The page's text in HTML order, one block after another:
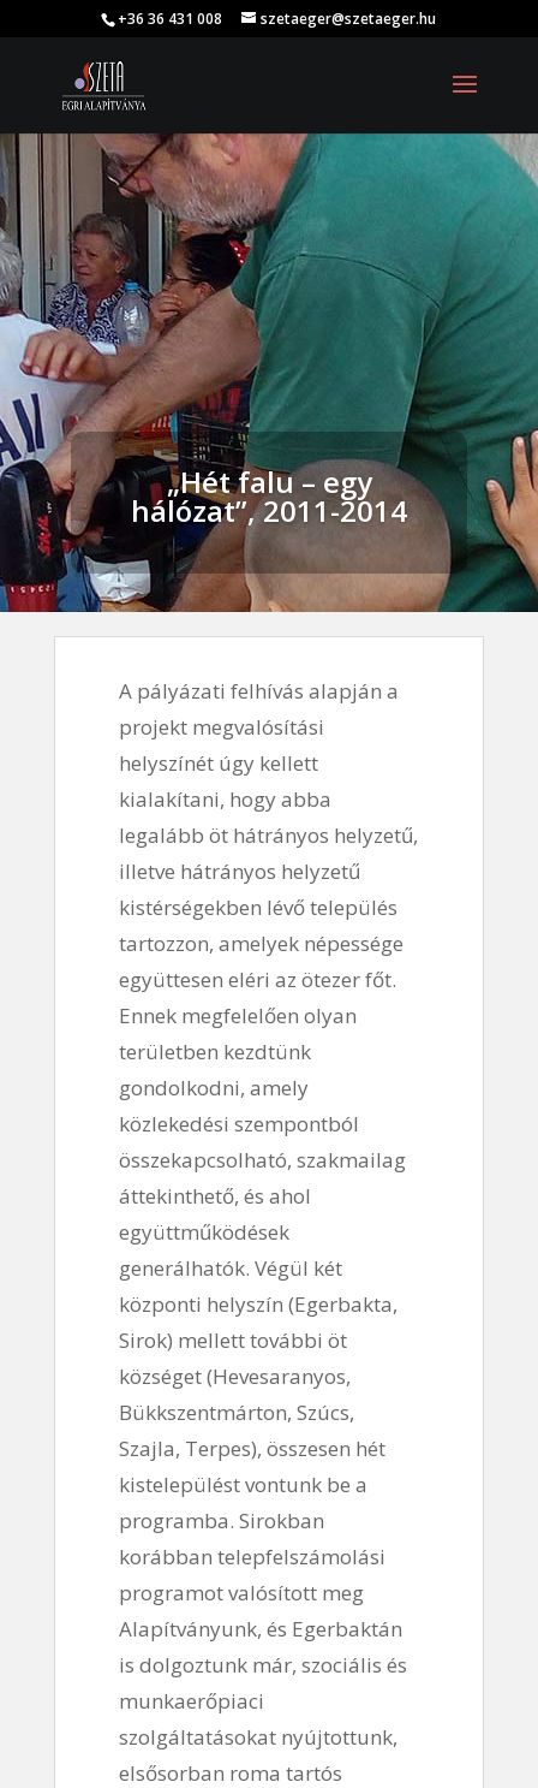
+36 36 431 008 szetaeger@szetaeger.hu
„Hét falu – egy
hálózat”, 2011-2014
A pályázati felhívás alapján a
projekt megvalósítási
helyszínét úgy kellett
kialakítani, hogy abba
legalább öt hátrányos helyzetű,
illetve hátrányos helyzetű
kistérségekben lévő település
tartozzon, amelyek népessége
együttesen eléri az ötezer főt.
Ennek megfelelően olyan
területben kezdtünk
gondolkodni, amely
közlekedési szempontból
összekapcsolható, szakmailag
áttekinthető, és ahol
együttműködések
generálhatók. Végül két
központi helyszín (Egerbakta,
Sirok) mellett további öt
községet (Hevesaranyos,
Bükkszentmárton, Szúcs,
Szajla, Terpes), összesen hét
kistelepülést vontunk be a
programba. Sirokban
korábban telepfelszámolási
programot valósított meg
Alapítványunk, és Egerbaktán
is dolgoztunk már, szociális és
munkaerőpiaci
szolgáltatásokat nyújtottunk,
elsősorban roma tartós